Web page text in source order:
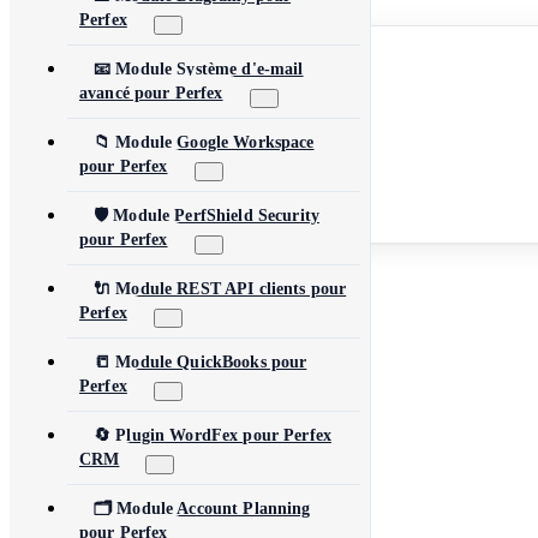
Español
Deutsch
العربية
简体中文
Русский
Türkçe
Perfex
📧 Module Système d'e-mail
avancé pour Perfex
📁 Module Google Workspace
pour Perfex
🛡️ Module PerfShield Security
pour Perfex
🔌 Module REST API clients pour
Perfex
📒 Module QuickBooks pour
Perfex
🔄 Plugin WordFex pour Perfex
CRM
🗂️ Module Account Planning
pour Perfex